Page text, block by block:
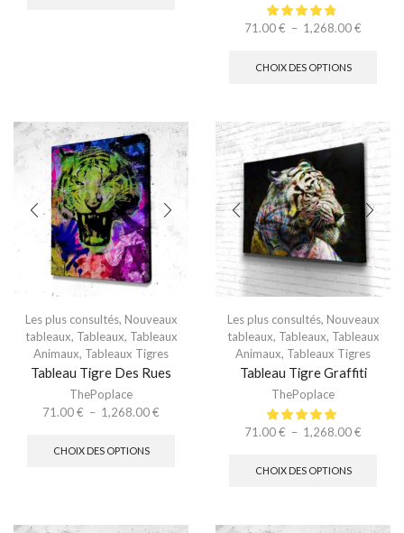
71.00€ – 1,268.00€
CHOIX DES OPTIONS
Les plus consultés, Nouveaux
tableaux, Tableaux, Tableaux
Animaux, Tableaux Tigres
Tableau Tigre Des Rues
ThePoplace
71.00€ – 1,268.00€
CHOIX DES OPTIONS
Les plus consultés, Nouveaux
tableaux, Tableaux, Tableaux
Animaux, Tableaux Tigres
Tableau Tigre Graffiti
ThePoplace
71.00€ – 1,268.00€
CHOIX DES OPTIONS